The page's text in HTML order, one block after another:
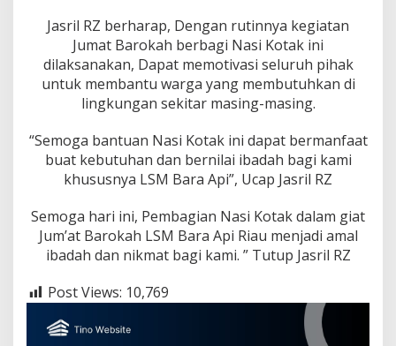
Jasril RZ berharap, Dengan rutinnya kegiatan
Jumat Barokah berbagi Nasi Kotak ini
dilaksanakan, Dapat memotivasi seluruh pihak
untuk membantu warga yang membutuhkan di
lingkungan sekitar masing-masing.
“Semoga bantuan Nasi Kotak ini dapat bermanfaat
buat kebutuhan dan bernilai ibadah bagi kami
khususnya LSM Bara Api”, Ucap Jasril RZ
Semoga hari ini, Pembagian Nasi Kotak dalam giat
Jum’at Barokah LSM Bara Api Riau menjadi amal
ibadah dan nikmat bagi kami. ” Tutup Jasril RZ
Post Views: 10,769